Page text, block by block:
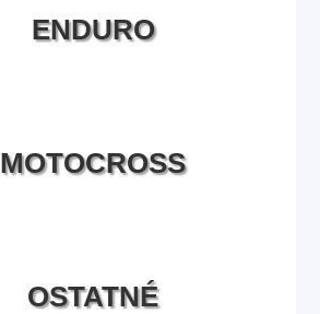
ENDURO
MOTOCROSS
OSTATNÉ